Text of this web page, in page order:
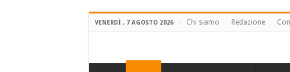
VENERDÌ , 7 AGOSTO 2026 Chi siamo Redazione